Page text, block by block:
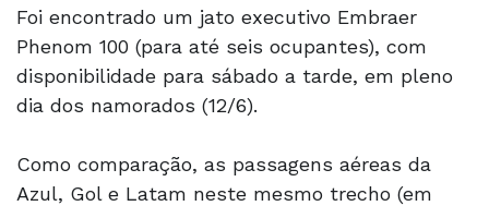
Foi encontrado um jato executivo Embraer
Phenom 100 (para até seis ocupantes), com
disponibilidade para sábado a tarde, em pleno
dia dos namorados (12/6).
Como comparação, as passagens aéreas da
Azul, Gol e Latam neste mesmo trecho (em